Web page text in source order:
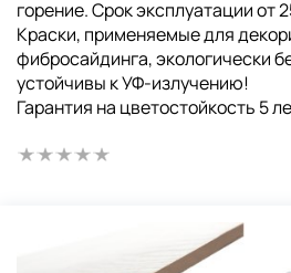
горение. Срок эксплуатации от
Краски, применяемые для
фибросайдинга, экологически
устойчивы к УФ-излучению!
Гарантия на цветостойкость 5